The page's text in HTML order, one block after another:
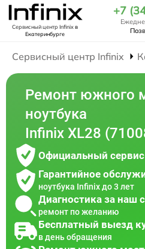
Сервисный центр Infinixв
Екатеринбурге
+7
Сервисный центр Infinix
Ремонт южного
ноутбука
Infinix XL28
Официальный сервис
Гарантийное
ноутбука Infinix до 3 лет
Диагностика за наш
ремонт по желанию
Бесплатный выезд
в день обращения